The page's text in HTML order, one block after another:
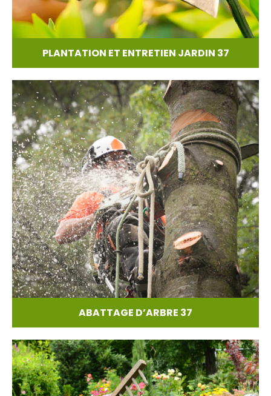
PLANTATION ET ENTRETIEN JARDIN 37
ABATTAGE D’ARBRE 37